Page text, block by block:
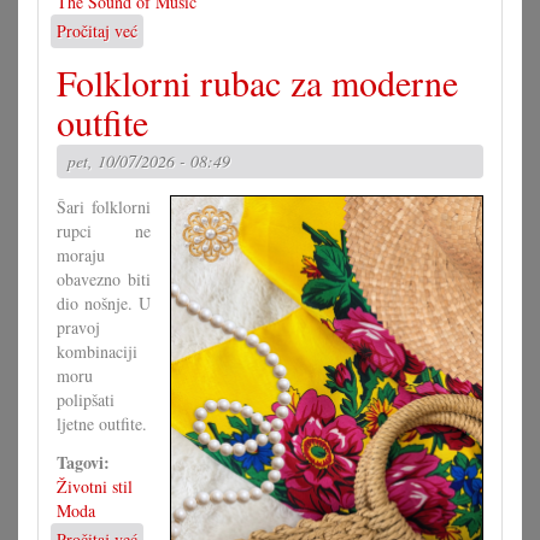
Pročitaj već
Američki
hit
na
mjenovskoj
pozornici
Folklorni rubac za moderne
outfite
pet, 10/07/2026 - 08:49
Šari folklorni
rupci ne
moraju
obavezno biti
dio nošnje. U
pravoj
kombinaciji
moru
polipšati
ljetne outfite.
Tagovi:
Životni stil
Moda